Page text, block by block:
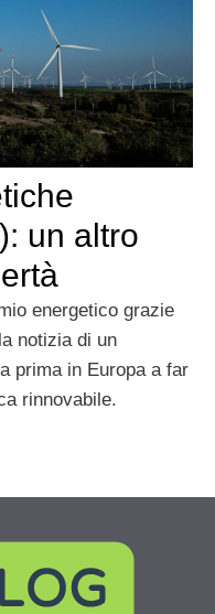
un altro
energetico grazie
notizia di un
prima in Europa a far
rinnovabile.